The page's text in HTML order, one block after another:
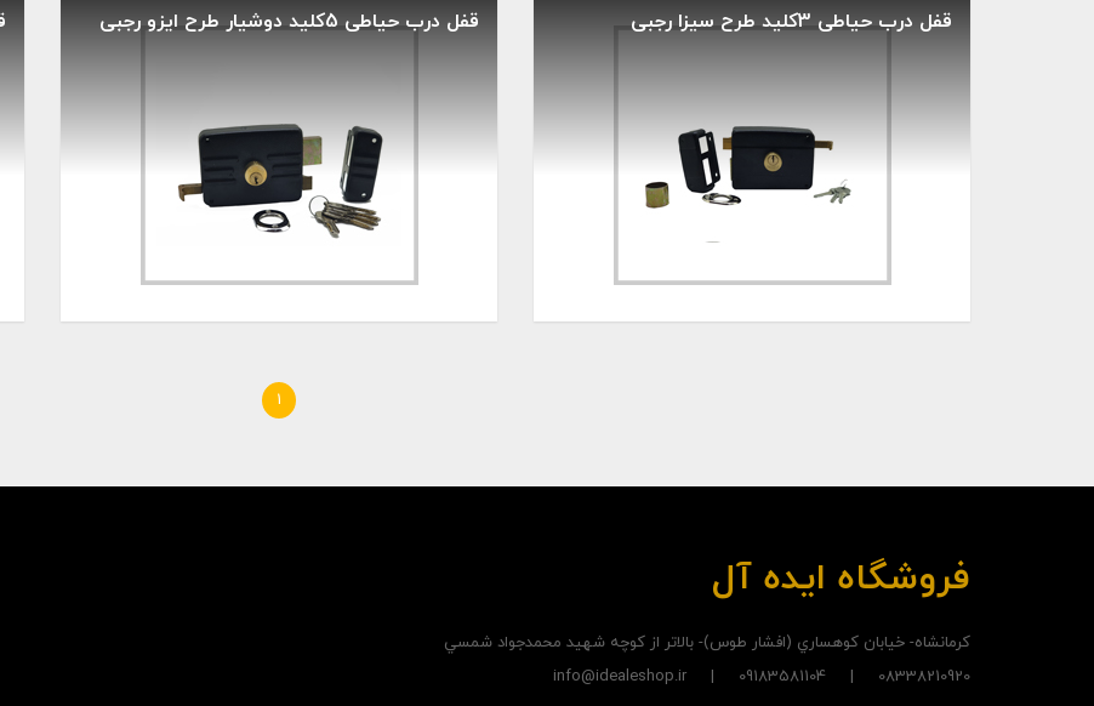
قفل درب حیاطی 3کلید طرح سیزا رجبی قفل درب حیاطی 5کلید دوشیار طرح ایزو رجبی
1
فروشگاه ایده آل
کرمانشاه- خيابان کوهساري (افشار طوس)- بالاتر از کوچه شهيد محمدجواد شمسي
08338210920 | 09183581104 | info@idealeshop.ir